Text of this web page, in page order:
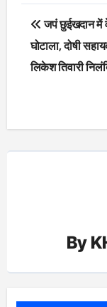
Post
जपं छुईखदान में
घोटाला, दोषी
लिकेश तिवारी
By